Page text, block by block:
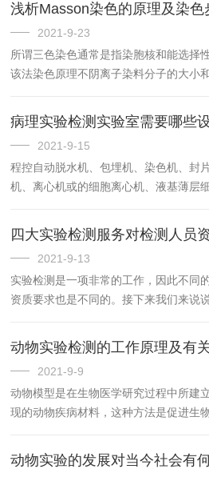
浅析Masson染色的原理及染色
2021-9-23
所谓三色染色通常是指染胞核和能选择
该法染色原理不阴离子染料分子的大小
病理实验检测实验室需要哪些
2021-9-15
程控自动脱水机、包埋机、染色机、封
机、离心机或的细胞离心机、液基薄层
箱、冷藏柜、恒温箱、病理切片漂烘仪
等；有条件者，可考虑配置超薄切片机
2021-9-13
实验检测是一项非常的工作，因此不同
资质要求也是不同的。接下来我们来说
2021-9-9
动物模型是在生物医学研究过程中所建
现的动物疾病材料，这种方法是促进生
中，肿瘤模型是生物医学领域中为常用
模型、腹水模型及原位模型等。
动物实验的发展对当今社会有